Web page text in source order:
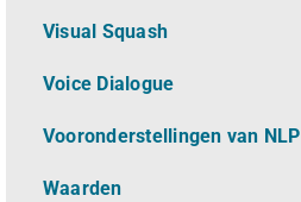
Visual Squash
Voice Dialogue
Vooronderstellingen van NLP
Waarden